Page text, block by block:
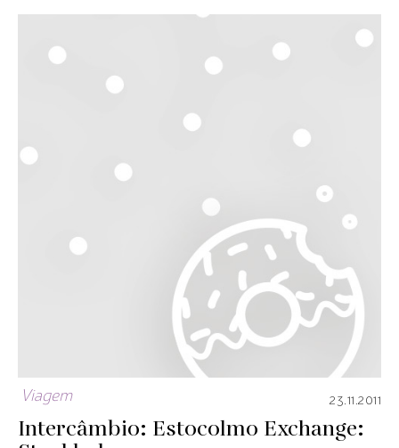
Viagem 23.11.2011
Intercâmbio: Estocolmo Exchange: